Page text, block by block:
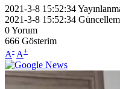
2021-3-8 15:52:34
2021-3-8 15:52:34
0Yorum
666 Gösterim
A- A+